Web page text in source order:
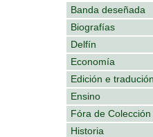
Banda deseñada
Biografías
Delfín
Economía
Edición e tradución
Ensino
Fóra de Colección
Historia